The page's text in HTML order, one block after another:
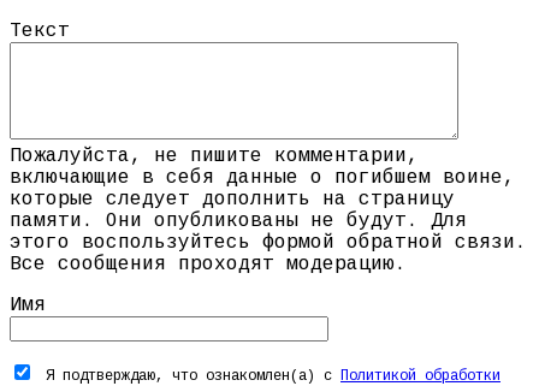
Текст
Пожалуйста, не пишите комментарии,
включающие в себя данные о погибшем воине,
которые следует дополнить на страницу
памяти. Они опубликованы не будут. Для
этого воспользуйтесь формой обратной связи.
Все сообщения проходят модерацию.
Имя
Я подтверждаю, что ознакомлен(а) с
Политикой обработки